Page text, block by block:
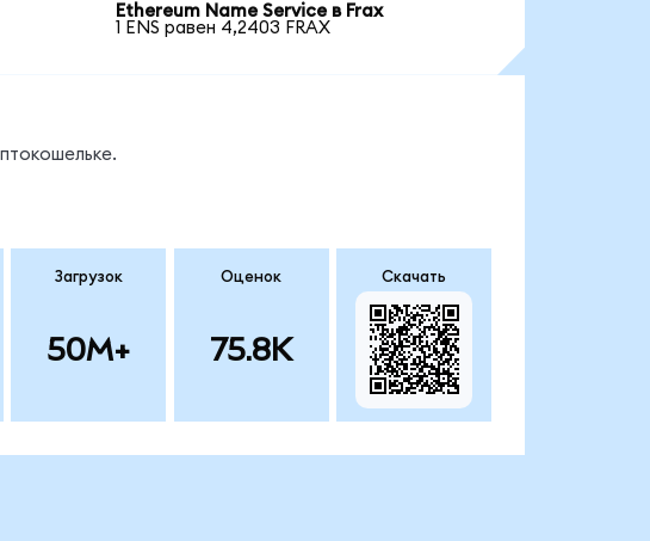
Ethereum Name Service в Frax
1 ENS равен 4,2403 FRAX
Загрузок
50M+
Оценок
75.8K
Скачать